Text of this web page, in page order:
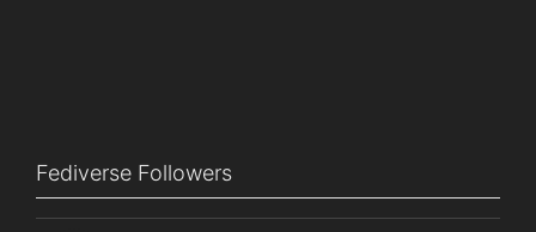
Fediverse Followers